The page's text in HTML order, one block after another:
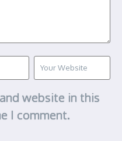
website in this
I comment.